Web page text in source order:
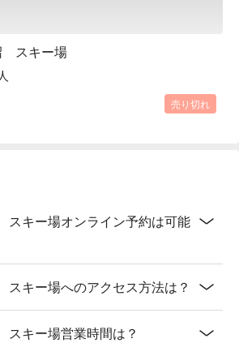
スキー場
売り切れ
キー場オンライン予約は可能
キー場へのアクセス方法は？
キー場営業時間は？